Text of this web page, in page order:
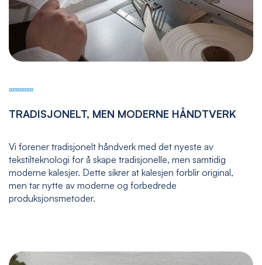
TRADISJONELT, MEN MODERNE HÅNDTVERK
Vi forener tradisjonelt håndverk med det nyeste av
tekstilteknologi for å skape tradisjonelle, men samtidig
moderne kalesjer. Dette sikrer at kalesjen forblir original,
men tar nytte av moderne og forbedrede
produksjonsmetoder.